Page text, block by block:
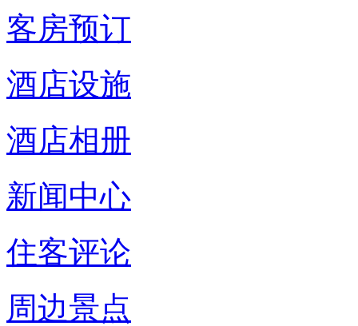
客房预订
酒店设施
酒店相册
新闻中心
住客评论
周边景点